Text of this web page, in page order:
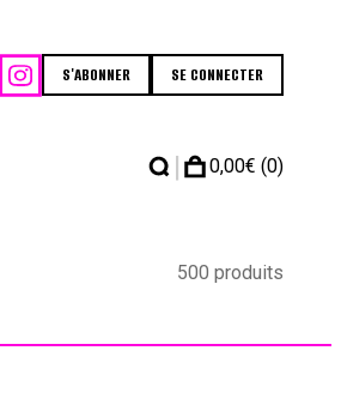
S'ABONNER SE CONNECTER
| 0,00€ (0)
500 produits